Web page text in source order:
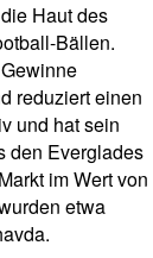
Haut des
Bällen.
reduziert einen
und hat sein
den Everglades
im Wert von
etwa